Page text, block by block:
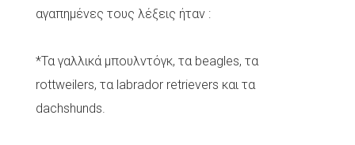
αγαπημένες τους λέξεις ήταν :
*Τα γαλλικά μπουλντόγκ, τα beagles, τα
rottweilers, τα labrador retrievers και τα
dachshunds.